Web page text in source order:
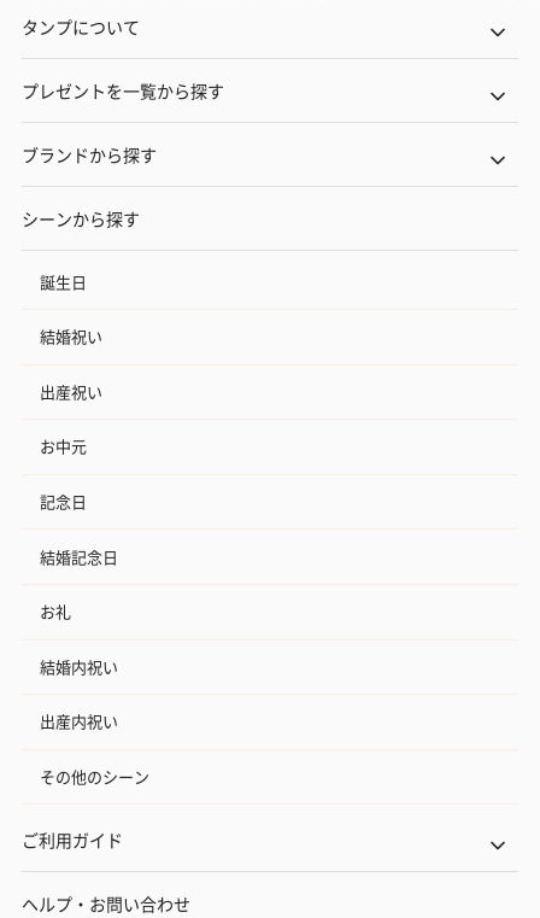
タンプについて
プレゼントを一覧から探す
ブランドから探す
シーンから探す
誕生日
結婚祝い
出産祝い
お中元
記念日
結婚記念日
お礼
結婚内祝い
出産内祝い
その他のシーン
ご利用ガイド
ヘルプ・お問い合わせ